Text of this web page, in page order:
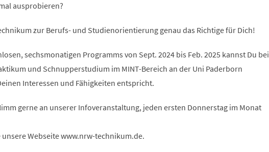
ausprobieren?
zur Berufs- und Studienorientierung genau das Richtige für Dich!
sechsmonatigen Programms von Sept. 2024 bis Feb. 2025 kannst Du bei
und Schnupperstudium im MINT-Bereich an der Uni Paderborn
Interessen und Fähigkeiten entspricht.
gerne an unserer Infoveranstaltung, jeden ersten Donnerstag im Monat
unsere Webseite www.nrw-technikum.de.